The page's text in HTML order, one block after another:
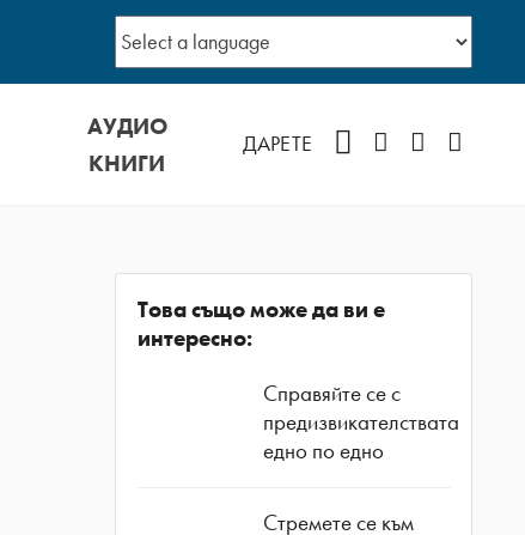
АУДИО
КНИГИ
ДАРЕТЕ FacebookInstagramYouTube
Това също може да ви е
интересно:
Справяйте се с
предизвикателствата
едно по едно
Стремете се към